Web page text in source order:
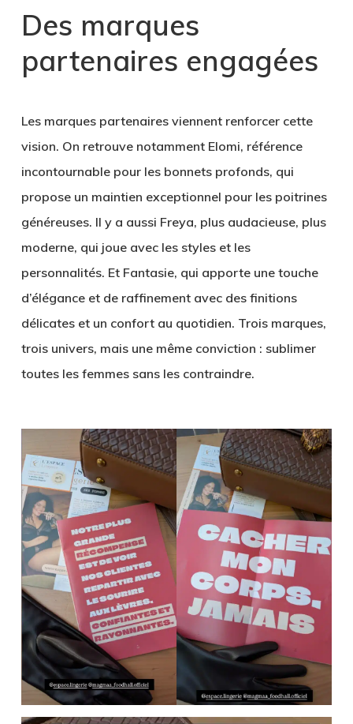
Des marques
partenaires engagées
Les marques partenaires viennent renforcer cette
vision. On retrouve notamment Elomi, référence
incontournable pour les bonnets profonds, qui
propose un maintien exceptionnel pour les poitrines
généreuses. Il y a aussi Freya, plus audacieuse, plus
moderne, qui joue avec les styles et les
personnalités. Et Fantasie, qui apporte une touche
d’élégance et de raffinement avec des finitions
délicates et un confort au quotidien. Trois marques,
trois univers, mais une même conviction : sublimer
toutes les femmes sans les contraindre.